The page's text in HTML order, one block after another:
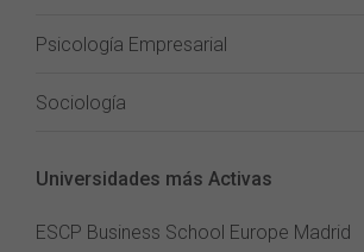
Psicología Empresarial
Sociología
Universidades más Activas
ESCP Business School Europe Madrid